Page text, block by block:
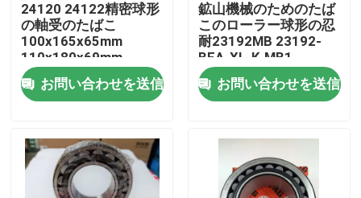
家
24120 24122精密球形
の軸受のたばこ
100x165x65mm
110x180x69mm
お問い合わせを送信
鉱山機械のためのたば
このローラー球形の忍
耐23192MB 23192-
BEA-XL-K-MB1
お問い合わせを送信